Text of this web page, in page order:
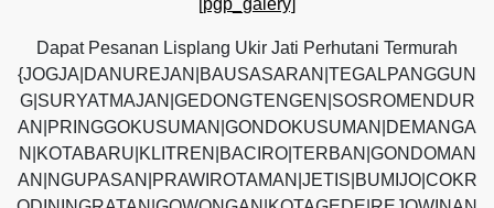
Dapat Pesanan Lisplang Ukir Jati Perhutani Termurah
{JOGJA|DANUREJAN|BAUSASARAN|TEGALPANGGUN
G|SURYATMAJAN|GEDONGTENGEN|SOSROMENDUR
AN|PRINGGOKUSUMAN|GONDOKUSUMAN|DEMANGA
N|KOTABARU|KLITREN|BACIRO|TERBAN|GONDOMAN
AN|NGUPASAN|PRAWIROTAMAN|JETIS|BUMIJO|COKR